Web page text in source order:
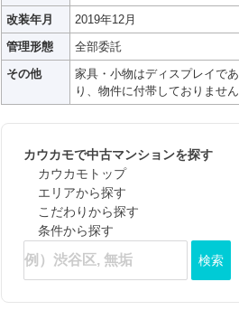
改装年月
2019年12月
管理形態
全部委託
その他
家具・小物はディスプレイであ
り、物件に付帯しておりません
カウカモで中古マンションを探す
カウカモトップ
エリアから探す
こだわりから探す
条件から探す
検索